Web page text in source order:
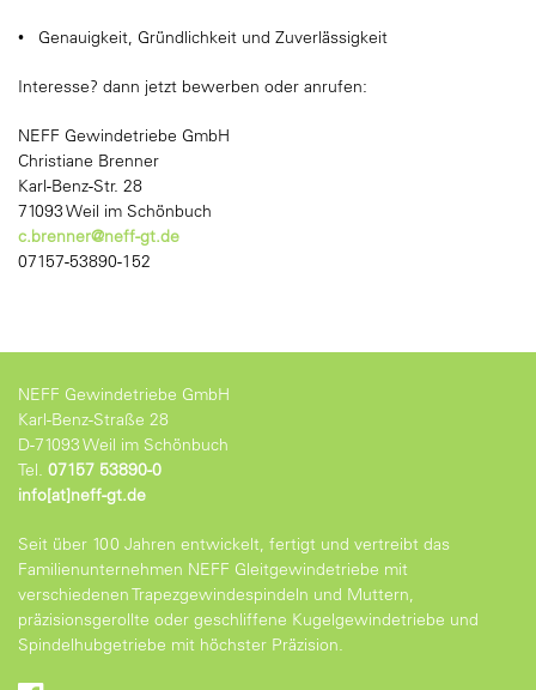
Genauigkeit, Gründlichkeit und Zuverlässigkeit
Interesse? dann jetzt bewerben oder anrufen:
NEFF Gewindetriebe GmbH
Christiane Brenner
Karl-Benz-Str. 28
71093 Weil im Schönbuch
c.brenner@neff-gt.de
07157-53890-152
NEFF Gewindetriebe GmbH
Karl-Benz-Straße 28
D-71093 Weil im Schönbuch
Tel. 07157 53890-0
info[at]neff-gt.de
Seit über 100 Jahren entwickelt, fertigt und vertreibt das
Familienunternehmen NEFF Gleitgewindetriebe mit
verschiedenen Trapezgewindespindeln und Muttern,
präzisionsgerollte oder geschliffene Kugelgewindetriebe und
Spindelhubgetriebe mit höchster Präzision.